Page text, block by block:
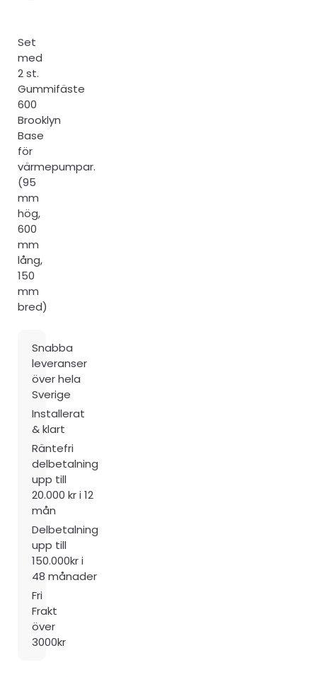
Set
med
2 st.
Gummifäste
600
Brooklyn
Base
för
värmepumpar.
(95
mm
hög,
600
mm
lång,
150
mm
bred)
Snabba
leveranser
över hela
Sverige
Installerat
& klart
Räntefri
delbetalning
upp till
20.000 kr i 12
mån
Delbetalning
upp till
150.000kr i
48 månader
Fri
Frakt
över
3000kr